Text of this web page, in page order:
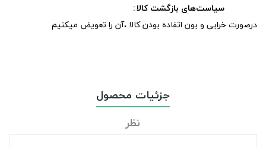
سیاست‌های بازگشت کالا
درصورت خرابی و بون اتفاده بودن کالا ،آن را تعویض میکنیم
جزئیات محصول
نظر